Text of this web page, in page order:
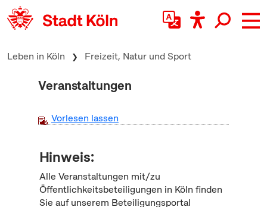
zum Inhalt springen
Leben in Köln Freizeit, Natur und Sport
Veranstaltungen
Vorlesen lassen
Hinweis:
Alle Veranstaltungen mit/zu
Öffentlichkeitsbeteiligungen in Köln finden
Sie auf unserem Beteiligungsportal